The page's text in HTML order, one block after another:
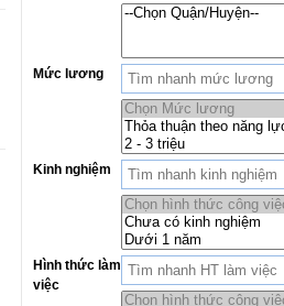
Mức lương
Kinh nghiệm
Hình thức làm
việc